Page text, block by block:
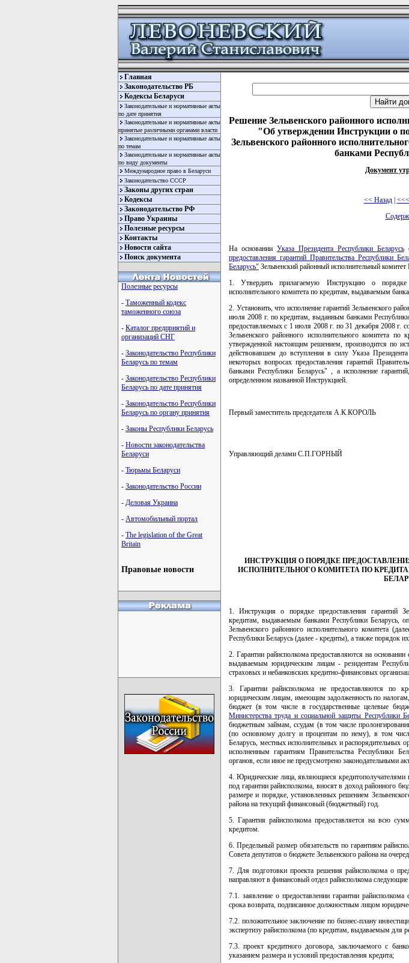
Главная
Законодательство РБ
Кодексы Беларуси
Законодательные и нормативные акты
по дате принятия
Законодательные и нормативные акты
принятые различными органами власти
Законодательные и нормативные акты
по темам
Законодательные и нормативные акты
по виду документы
Международное право в Беларуси
Законодательство СССР
Законы других стран
Кодексы
Законодательство РФ
Право Украины
Полезные ресурсы
Контакты
Новости сайта
Поиск документа
Полезные ресурсы
- Таможенный кодекс
таможенного союза
- Каталог предприятий и
организаций СНГ
- Законодательство Республики
Беларусь по темам
- Законодательство Республики
Беларусь по дате принятия
- Законодательство Республики
Беларусь по органу принятия
- Законы Республики Беларусь
- Новости законодательства
Беларуси
- Тюрьмы Беларуси
- Законодательство России
- Деловая Украина
- Автомобильный портал
- The legislation of the Great
Britain
Правовые новости
Решение Зельвенского районного
"Об утверждении Инструкции о
Зельвенского районного
банками
Документ
<< Назад|
На основании Указа Президента Республики Беларусь
предоставления гарантий Правительства Республики
Беларусь" Зельвенский районный исполнительный
1. Утвердить прилагаемую Инструкцию о порядке
исполнительного комитета по кредитам, выдаваемым
2. Установить, что исполнение гарантий Зельвенского
июля 2008 г. по кредитам, выданным банками
предоставляемых с 1 июля 2008 г. по 31 декабря 2008 г.
Зельвенского районного исполнительного комитета
утвержденной настоящим решением, производится по
действовавшем до вступления в силу Указа
некоторых вопросах предоставления гарантий
банками Республики Беларусь" , а исполнение
определенном названной Инструкцией.
Первый заместитель председателя А.К.КОРОЛЬ
Управляющий делами С.П.ГОРНЫЙ
ИНСТРУКЦИЯ О ПОРЯДКЕ
ИСПОЛНИТЕЛЬНОГО КОМИТЕТА ПО
1. Инструкция о порядке предоставления гарантий
кредитам, выдаваемым банками Республики Беларусь,
Зельвенского районного исполнительного комитета
Республики Беларусь (далее - кредиты), а также порядок
2. Гарантии райисполкома предоставляются на
выдаваемым юридическим лицам - резидентам
страховых и небанковских кредитно-финансовых
3. Гарантии райисполкома не предоставляются по
юридическим лицам, имеющим задолженность по
бюджет (в том числе в государственные целевые
Министерства труда и социальной защиты Республики
бюджетным займам, ссудам (в том числе
(по основному долгу и процентам по нему), в том
Беларусь, местных исполнительных и распорядительных
исполненным гарантиям Правительства Республики
органов, если иное не предусмотрено законодательными
4. Юридические лица, являющиеся
под гарантии райисполкома, вносят в доход районного
размере и порядке, установленных решением
района на текущий финансовый (бюджетный) год.
5. Гарантия райисполкома предоставляется на всю
кредитом.
6. Предельный размер обязательств по гарантиям
Совета депутатов о бюджете Зельвенского района на
7. Для подготовки проекта решения райисполкома о
направляют в финансовый отдел райисполкома
7.1. заявление о предоставлении гарантии
срока возврата, подписанное должностным лицом
7.2. положительное заключение по бизнес-плану
экспертизу райисполкома (по кредитам, выдаваемым для
7.3. проект кредитного договора, заключаемого с
указанием размера и условий предоставления кредита;